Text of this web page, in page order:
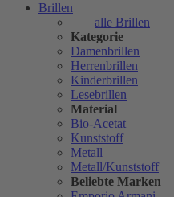
Brillen
alle Brillen
Kategorie
Damenbrillen
Herrenbrillen
Kinderbrillen
Lesebrillen
Material
Bio-Acetat
Kunststoff
Metall
Metall/Kunststoff
Beliebte Marken